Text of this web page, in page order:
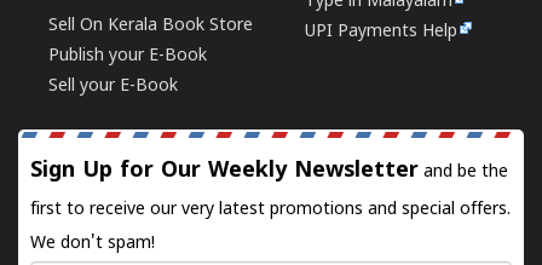
Sell On Kerala Book Store
Publish your E-Book
Sell your E-Book
UPI Payments Help
Sign Up for Our Weekly Newsletter and be the
first to receive our very latest promotions and special offers.
We don't spam!